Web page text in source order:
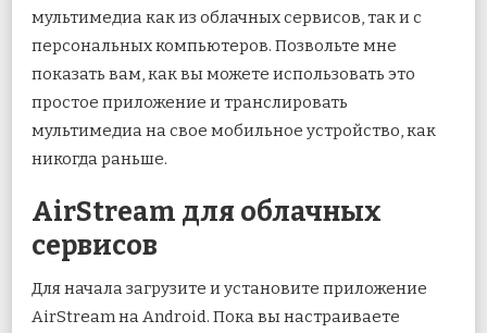
мультимедиа как из облачных сервисов, так и с
персональных компьютеров. Позвольте мне
показать вам, как вы можете использовать это
простое приложение и транслировать
мультимедиа на свое мобильное устройство, как
никогда раньше.
AirStream для облачных
сервисов
Для начала загрузите и установите приложение
AirStream на Android. Пока вы настраиваете